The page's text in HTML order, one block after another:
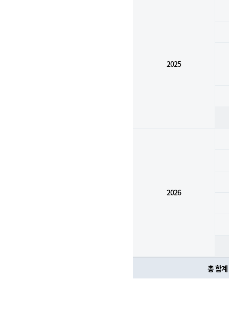
2025
2026
총 합계